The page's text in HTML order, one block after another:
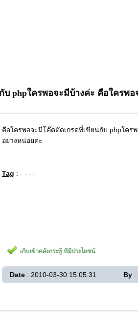
บ phpใครพอจะมีบ้างค่ะ คือใครพ
คือใครพอจะมีโค๊ดตัดเกรดที่เขียนกับ phpใค
อย่างหน่อยค่ะ
Tag : - - - -
Date : 2010-03-30 15:05:31 By :